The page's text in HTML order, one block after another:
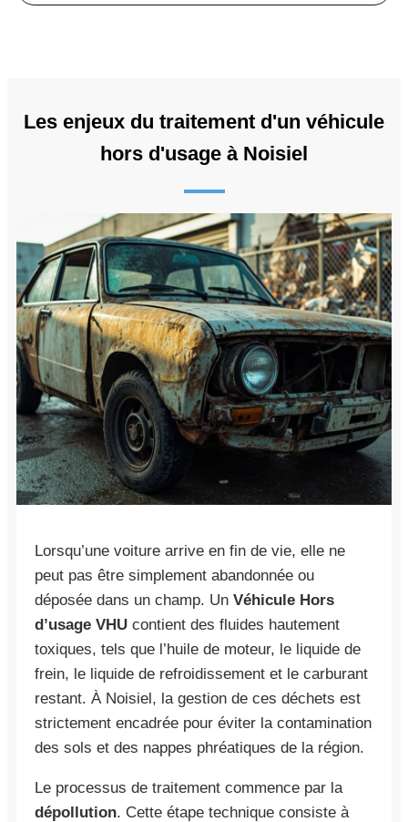
Les enjeux du traitement d'un véhicule
hors d'usage à Noisiel
Lorsqu’une voiture arrive en fin de vie, elle ne
peut pas être simplement abandonnée ou
déposée dans un champ. Un Véhicule Hors
d’usage VHU contient des fluides hautement
toxiques, tels que l’huile de moteur, le liquide de
frein, le liquide de refroidissement et le carburant
restant. À Noisiel, la gestion de ces déchets est
strictement encadrée pour éviter la contamination
des sols et des nappes phréatiques de la région.
Le processus de traitement commence par la
dépollution. Cette étape technique consiste à